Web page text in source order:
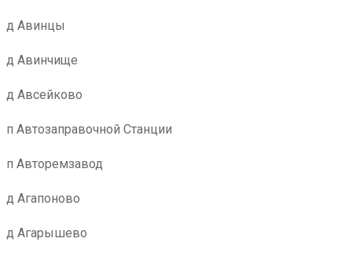
д Авинцы
д Авинчище
д Авсейково
п Автозаправочной Станции
п Авторемзавод
д Агапоново
д Агарышево